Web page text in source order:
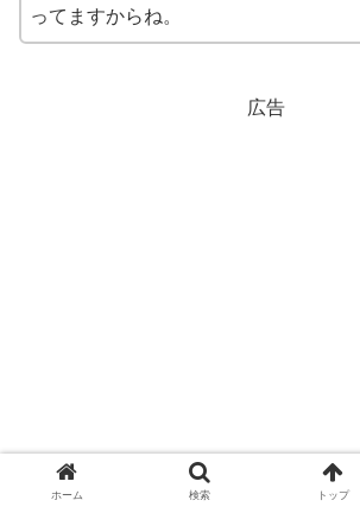
ってますからね。
広告
ホーム 検索 トップ